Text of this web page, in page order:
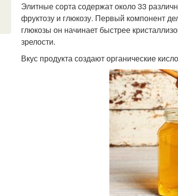
Элитные сорта содержат около 33
фруктозу и глюкозу. Первый компонент
глюкозы он начинает быстрее
зрелости.
Вкус продукта создают органические